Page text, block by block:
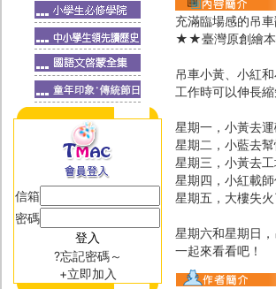
信箱
密碼
?忘記密碼～
+立即加入
充滿臨場感的吊車
★★臺灣原創繪
吊車小黃、小紅
工作時可以伸長縮
星期一，小黃去
星期二，小藍去
星期三，小黃去
星期四，小紅載
星期五，大樓失
星期六和星期日
一起來看看吧！